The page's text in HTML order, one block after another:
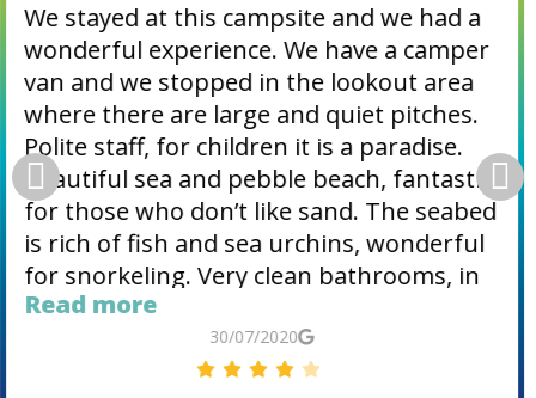
Great camping place, very nice and
helpful employees, top pitches (especially
Belvedere) with shade, restrooms was
very clean, lots of activities, top
animations, swimming pools, nice beach.
Village Fažana few minutes away.
Definitely recommended place for
vacation.
30/06/2019